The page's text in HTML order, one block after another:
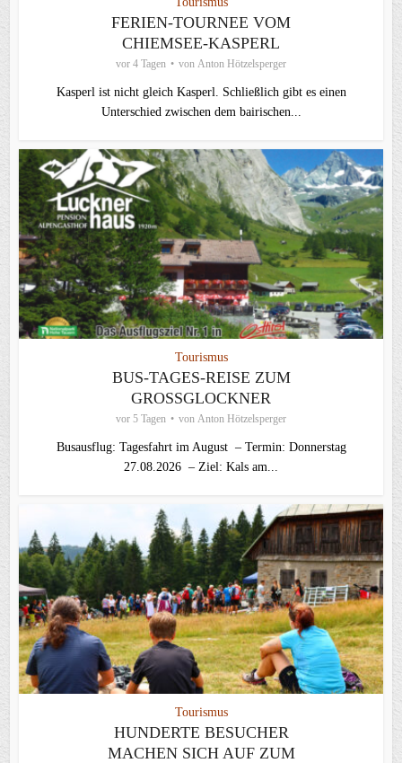
FERIEN-TOURNEE VOM
CHIEMSEE-KASPERL
vor 4 Tagen von Anton Hötzelsperger
Kasperl ist nicht gleich Kasperl. Schließlich gibt es einen
Unterschied zwischen dem bairischen...
Tourismus
BUS-TAGES-REISE ZUM
GROSSGLOCKNER
vor 5 Tagen von Anton Hötzelsperger
Busausflug: Tagesfahrt im August – Termin: Donnerstag
27.08.2026 – Ziel: Kals am...
Tourismus
HUNDERTE BESUCHER
MACHEN SICH AUF ZUM